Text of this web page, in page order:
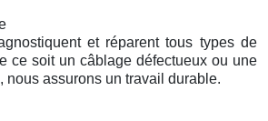
et réparent tous types de
ce soit un câblage défectueux ou une
nous assurons un travail durable.